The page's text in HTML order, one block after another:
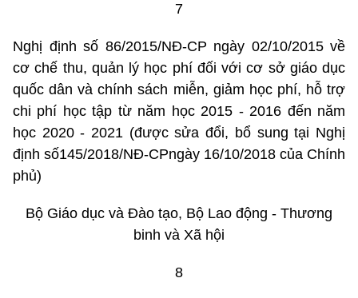
7
Nghị định số 86/2015/NĐ-CP ngày 02/10/2015 về
cơ chế thu, quản lý học phí đối với cơ sở giáo dục
quốc dân và chính sách miễn, giảm học phí, hỗ trợ
chi phí học tập từ năm học 2015 - 2016 đến năm
học 2020 - 2021 (được sửa đổi, bổ sung tại Nghị
định số145/2018/NĐ-CPngày 16/10/2018 của Chính
phủ)
Bộ Giáo dục và Đào tạo, Bộ Lao động - Thương
binh và Xã hội
8